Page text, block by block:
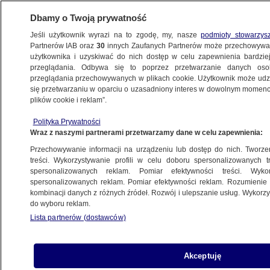
POLSKA
na to dowodów
9.10.2007, 11:10Aktualizacja:9.10.2007, 11:53
Udostępnij
Dbamy o Twoją prywatność
Jeśli użytkownik wyrazi na to zgodę, my, naszepodmioty
Partnerów IAB oraz30 innych Zaufanych Partnerów może
użytkownika i uzyskiwać do nich dostęp w celu zapewnienia
przeglądania. Odbywa się to poprzez przetwarzanie danych
przeglądania przechowywanych w plikach cookie. Użytkownik może
się przetwarzaniu w oparciu o uzasadniony interes w dowolnym
plików cookie i reklam”.
Polityka Prywatności
Wraz z naszymi partnerami przetwarzamy dane w celu zapewnienia:
Przechowywanie informacji na urządzeniu lub dostęp do nich.
treści. Wykorzystywanie profili w celu doboru spersonalizowanych
spersonalizowanych reklam. Pomiar efektywności treści.
spersonalizowanych reklam. Pomiar efektywności reklam.
kombinacji danych z różnych źródeł. Rozwój i ulepszanie usług.
do wyboru reklam.
Lista partnerów (dostawców)
Akceptuję